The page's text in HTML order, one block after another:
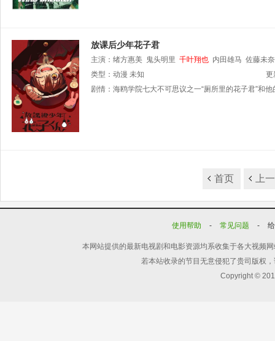
放课后少年花子君
主演： 绪方惠美 鬼头明里 千叶翔也 内田雄马 佐藤未
类型： 动漫 未知
更
剧情： 海鸥学院七大不可思议之一“厕所里的花子君”和
首页 上
使用帮助 - 常见问题 -
本网站提供的最新电视剧和电影资源均系收集于各大视频
若本站收录的节目无意侵犯了贵司版权
Copyright ©